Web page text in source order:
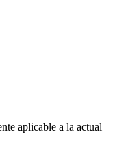
aplicable a la actual